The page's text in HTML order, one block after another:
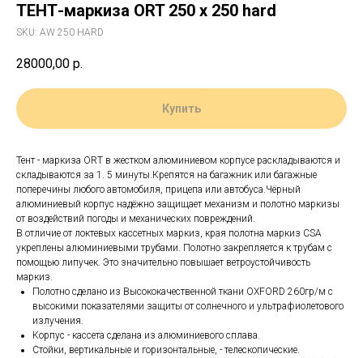
ТЕНТ-маркиза ORT 250 х 250 hard
SKU: AW 250 HARD
28000,00 р.
Купить
Тент - маркиза ORT в жестком алюминиевом корпусе раскладываются и
складываются за 1. 5 минуты.Крепятся на багажник или багажные
поперечины любого автомобиля, прицепа или автобуса.Чёрный
алюминиевый корпус надёжно защищает механизм и полотно маркизы
от воздействий погоды и механических повреждений.
В отличие от локтевых кассетных маркиз, края полотна маркиз CSA
укреплены алюминиевыми трубами. Полотно закрепляется к трубам с
помощью липучек. Это значительно повышает ветроустойчивость
маркиз.
Полотно сделано из Высококачественной ткани OXFORD 260гр/м с
высокими показателями защиты от солнечного и ультрафиолетового
излучения.
Корпус - кассета сделана из алюминиевого сплава.
Стойки, вертикальные и горизонтальные, - телескопические.